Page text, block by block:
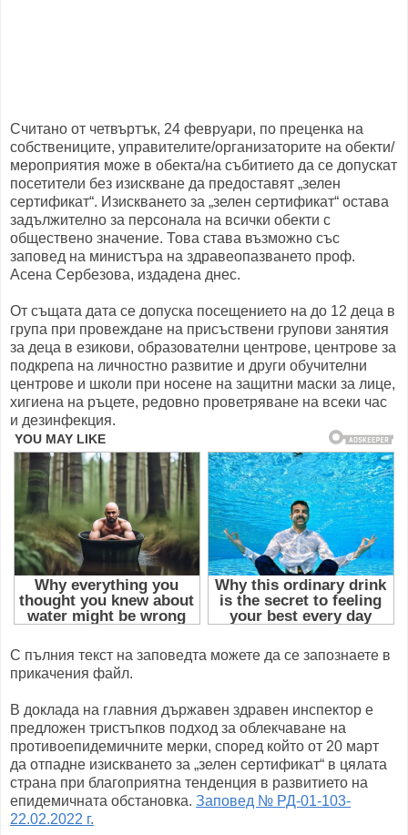
Считано от четвъртък, 24 февруари, по преценка на
собствениците, управителите/организаторите на обекти/
мероприятия може в обекта/на събитието да се допускат
посетители без изискване да предоставят „зелен
сертификат“. Изискването за „зелен сертификат“ остава
задължително за персонала на всички обекти с
обществено значение. Това става възможно със
заповед на министъра на здравеопазването проф.
Асена Сербезова, издадена днес.
От същата дата се допуска посещението на до 12 деца в
група при провеждане на присъствени групови занятия
за деца в езикови, образователни центрове, центрове за
подкрепа на личностно развитие и други обучителни
центрове и школи при носене на защитни маски за лице,
хигиена на ръцете, редовно проветряване на всеки час
и дезинфекция.
С пълния текст на заповедта можете да се запознаете в
прикачения файл.
В доклада на главния държавен здравен инспектор е
предложен тристъпков подход за облекчаване на
противоепидемичните мерки, според който от 20 март
да отпадне изискването за „зелен сертификат“ в цялата
страна при благоприятна тенденция в развитието на
епидемичната обстановка. Заповед № РД-01-103-
22.02.2022 г.